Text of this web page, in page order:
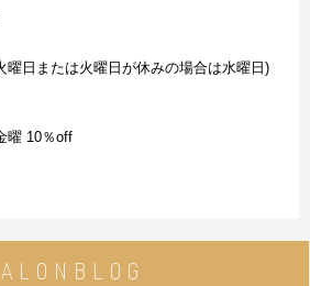
曜日または火曜日が休みの場合は水曜日)
曜 10％off
BLOG